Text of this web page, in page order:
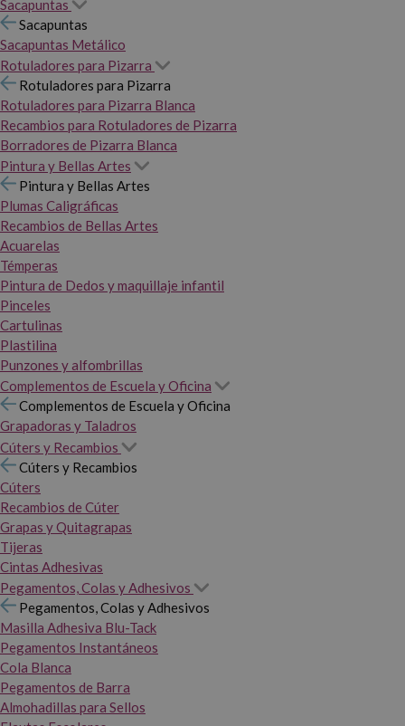
Sacapuntas
Sacapuntas
Sacapuntas Metálico
Rotuladores para Pizarra
Rotuladores para Pizarra
Rotuladores para Pizarra Blanca
Recambios para Rotuladores de Pizarra
Borradores de Pizarra Blanca
Pintura y Bellas Artes
Pintura y Bellas Artes
Plumas Caligráficas
Recambios de Bellas Artes
Acuarelas
Témperas
Pintura de Dedos y maquillaje infantil
Pinceles
Cartulinas
Plastilina
Punzones y alfombrillas
Complementos de Escuela y Oficina
Complementos de Escuela y Oficina
Grapadoras y Taladros
Cúters y Recambios
Cúters y Recambios
Cúters
Recambios de Cúter
Grapas y Quitagrapas
Tijeras
Cintas Adhesivas
Pegamentos, Colas y Adhesivos
Pegamentos, Colas y Adhesivos
Masilla Adhesiva Blu-Tack
Pegamentos Instantáneos
Cola Blanca
Pegamentos de Barra
Almohadillas para Sellos